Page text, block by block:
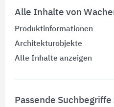
Alle Inhalte von
Produktinformationen
Architekturobjekte
Alle Inhalte anzeigen
Passende